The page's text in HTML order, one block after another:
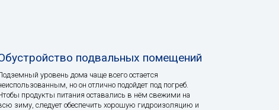
подвальных помещений
уровень дома чаще всего остается
но он отлично подойдет под погреб.
продукты питания оставались в нём свежими на
зиму, следует обеспечить хорошую гидроизоляцию и